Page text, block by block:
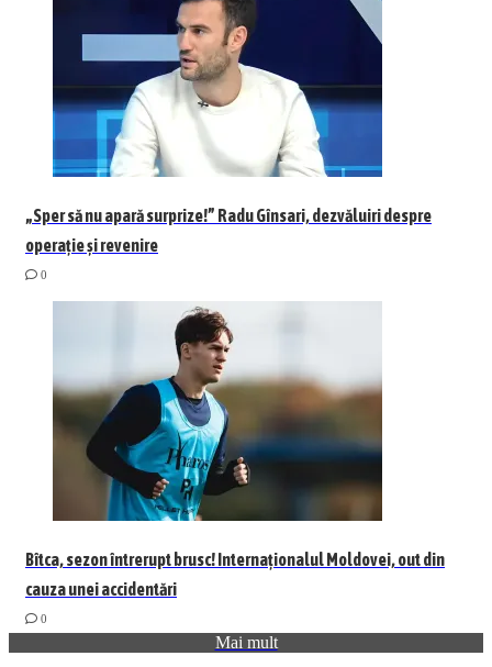
„Sper să nu apară surprize!” Radu Gînsari, dezvăluiri despre
operație și revenire
0
Bîtca, sezon întrerupt brusc! Internaționalul Moldovei, out din
cauza unei accidentări
0
Mai mult